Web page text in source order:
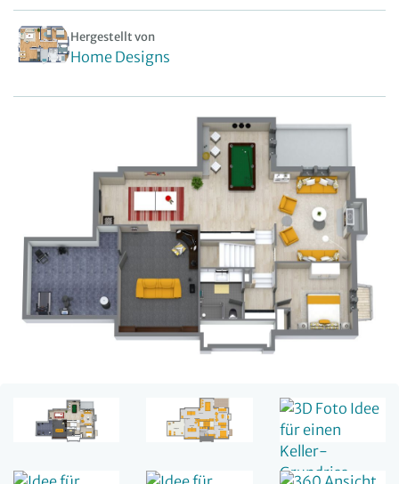
Hergestellt von
Home Designs